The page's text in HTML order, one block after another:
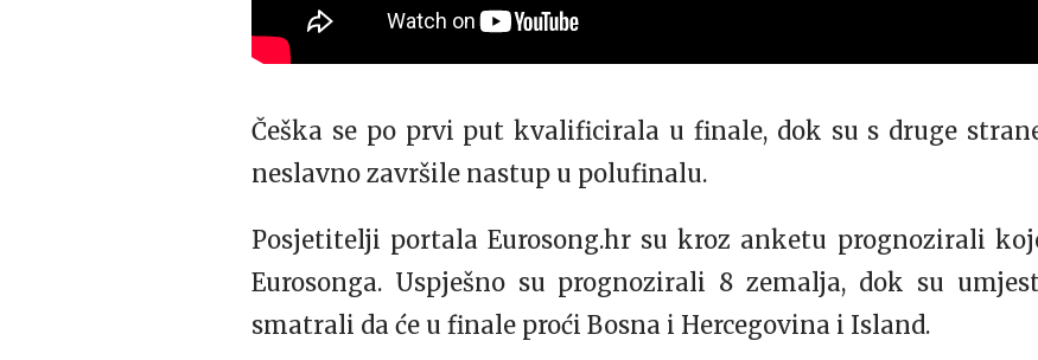
Češka se po prvi put kvalificirala u finale, dok su s druge
neslavno završile nastup u polufinalu.
Posjetitelji portala Eurosong.hr su kroz anketu prognozirali
Eurosonga. Uspješno su prognozirali 8 zemalja, dok su
smatrali da će u finale proći Bosna i Hercegovina i Island.